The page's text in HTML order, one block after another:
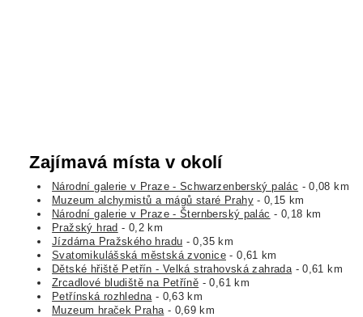
Zajímavá místa v okolí
Národní galerie v Praze - Schwarzenberský palác - 0,08 km
Muzeum alchymistů a mágů staré Prahy- 0,15 km
Národní galerie v Praze - Šternberský palác - 0,18 km
Pražský hrad - 0,2 km
Jízdárna Pražského hradu - 0,35 km
Svatomikulášská městská zvonice - 0,61 km
Dětské hřiště Petřín - Velká strahovská zahrada - 0,61 km
Zrcadlové bludiště na Petříně - 0,61 km
Petřínská rozhledna - 0,63 km
Muzeum hraček Praha - 0,69 km